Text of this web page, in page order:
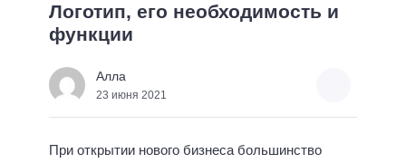
Логотип, его необходимость и
функции
Алла
23 июня 2021
При открытии нового бизнеса большинство